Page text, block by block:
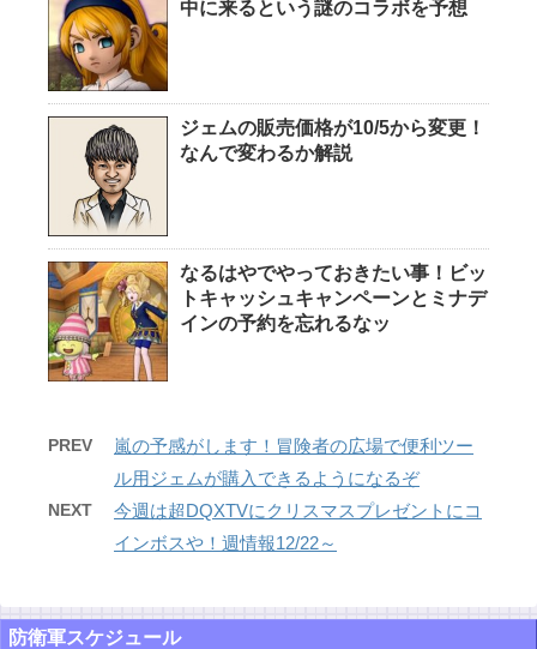
中に来るという謎のコラボを予想
ジェムの販売価格が10/5から変更！
なんで変わるか解説
なるはやでやっておきたい事！ビッ
トキャッシュキャンペーンとミナデ
インの予約を忘れるなッ
PREV
嵐の予感がします！冒険者の広場で便利ツー
ル用ジェムが購入できるようになるぞ
NEXT
今週は超DQXTVにクリスマスプレゼントにコ
インボスや！週情報12/22～
防衛軍スケジュール